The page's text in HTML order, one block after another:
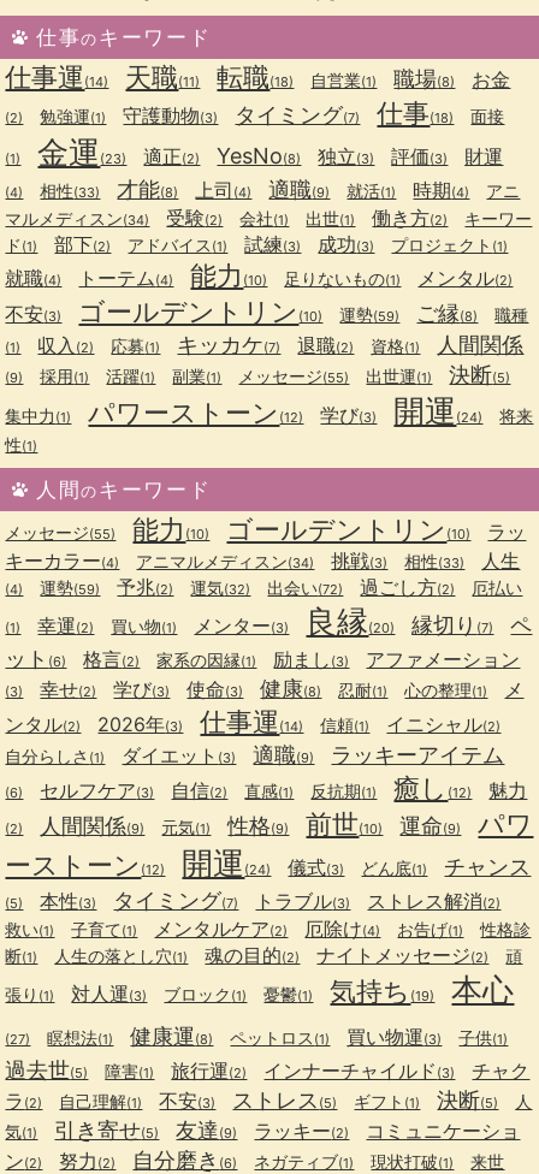
仕事のキーワード
仕事運 (14) 天職(11) 転職(18) 自営業(1) 職場(8) お金
(2) 勉強運(1) 守護動物(3) タイミング(7) 仕事(18) 面接
(1) 金運 (23) 適正(2) YesNo(8) 独立(3) 評価(3) 財運
(4) 相性(33) 才能(8) 上司 (4) 適職(9) 就活(1) 時期(4)
アニ
マルメディスン(34) 受験(2) 会社(1) 出世(1) 働き方(2)
キーワー
ド (1) 部下(2) アドバイス (1) 試練(3) 成功(3) プロジェクト (1)
就職(4) トーテム (4) 能力 (10) 足りないもの(1) メンタル(2)
不安(3) ゴールデントリン (10) 運勢(59) ご縁(8) 職種
(1) 収入 (2) 応募(1) キッカケ(7) 退職(2) 資格(1) 人間関係
(9) 採用(1) 活躍(1) 副業(1) メッセージ(55) 出世運(1) 決断(5)
集中力 (1) パワーストーン (12) 学び(3) 開運 (24)
将来
性(1)
人間のキーワード
メッセージ(55) 能力 (10) ゴールデントリン (10)
ラッ
キーカラー(4) アニマルメディスン(34) 挑戦(3) 相性(33) 人生
(4) 運勢(59) 予兆(2) 運気(32) 出会い(72) 過ごし方(2) 厄払い
(1) 幸運(2) 買い物(1) メンター(3) 良縁(20) 縁切り (7)
ペ
ット (6) 格言(2) 家系の因縁(1) 励まし (3) アファメーション
(3) 幸せ(2) 学び(3) 使命(3) 健康(8) 忍耐(1) 心の整理(1)
メ
ンタル(2) 2026年(3) 仕事運 (14) 信頼(1) イニシャル(2)
自分らしさ (1) ダイエット (3) 適職(9) ラッキーアイテム
(6) セルフケア(3) 自信(2) 直感(1) 反抗期(1) 癒し (12) 魅力
(2) 人間関係(9) 元気(1) 性格(9) 前世(10) 運命(9)
パワ
ーストーン (12) 開運 (24) 儀式(3) どん底(1) チャンス
(5) 本性(3) タイミング(7) トラブル(3) ストレス解消(2)
救い(1) 子育て(1) メンタルケア(2) 厄除け(4) お告げ(1)
性格診
断(1) 人生の落とし穴(1) 魂の目的(2) ナイトメッセージ(2)
頑
張り (1) 対人運(3) ブロック (1) 憂鬱(1) 気持ち (19) 本心
(27) 瞑想法(1) 健康運(8) ペットロス (1) 買い物運(3) 子供(1)
過去世(5) 障害(1) 旅行運(2) インナーチャイルド (3)
チャク
ラ (2) 自己理解(1) 不安(3) ストレス (5) ギフト (1) 決断(5)
人
気(1) 引き寄せ(5) 友達 (9) ラッキー(2)
コミュニケーショ
ン(2) 努力 (2) 自分磨き (6) ネガティブ(1) 現状打破(1) 来世